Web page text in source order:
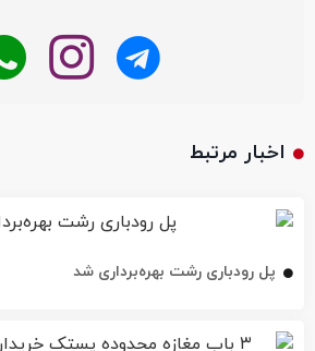
اخبار مرتبط
پل رودباری رشت بهره‌برداری شد